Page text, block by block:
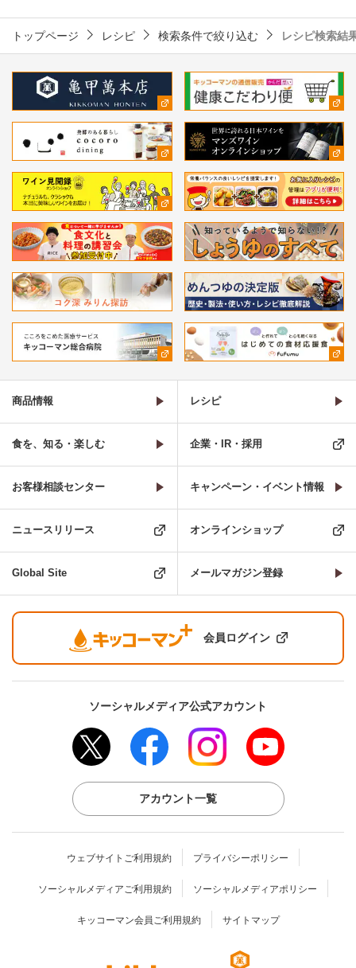
トップページ レシピ 検索条件で絞り込む レシピ検索結
商品情報 レシピ
食を、知る・楽しむ 企業・IR・採用
お客様相談センター キャンペーン・イベント情報
ニュースリリース オンラインショップ
Global Site メールマガジン登録
会員ログイン
ソーシャルメディア公式アカウント
アカウント一覧
ウェブサイトご利用規約 プライバシーポリシー
ソーシャルメディアご利用規約 ソーシャルメディアポリシー
キッコーマン会員ご利用規約 サイトマップ